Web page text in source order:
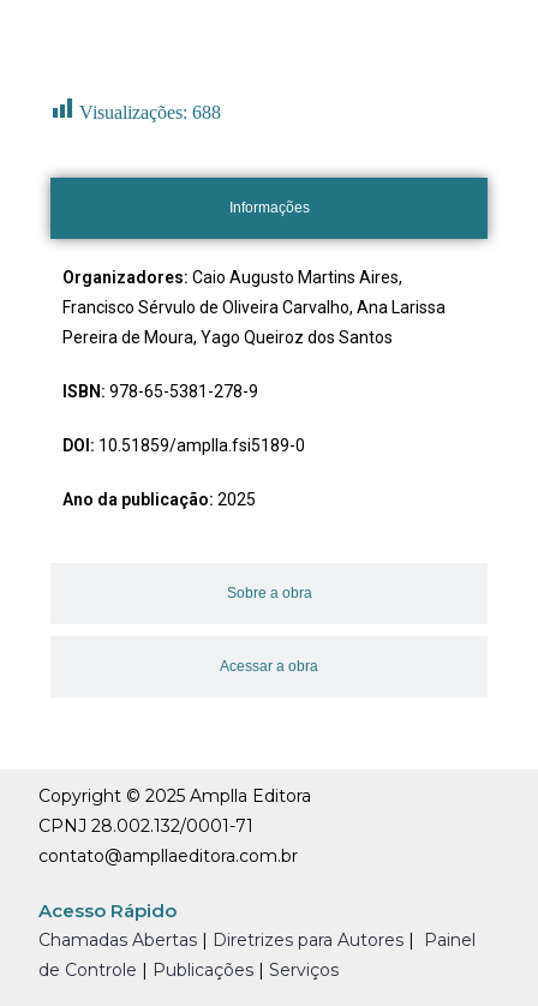
Visualizações: 688
Informações
Sobre a obra
Acessar a obra
Organizadores: Caio Augusto Martins Aires,
Francisco Sérvulo de Oliveira Carvalho, Ana Larissa
Pereira de Moura, Yago Queiroz dos Santos
ISBN: 978-65-5381-278-9
DOI: 10.51859/amplla.fsi5189-0
Ano da publicação: 2025
Copyright © 2025 Amplla Editora
CPNJ 28.002.132/0001-71
contato@ampllaeditora.com.br
Acesso Rápido
Chamadas Abertas | Diretrizes para Autores | Painel
de Controle | Publicações |Serviços